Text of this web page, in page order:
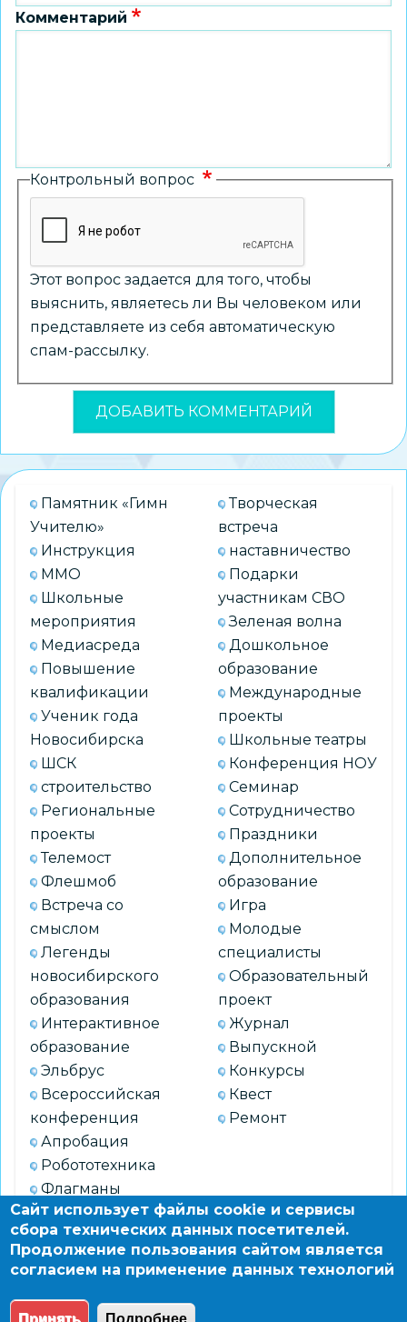
Комментарий
Контрольный вопрос
Этот вопрос задается для того, чтобы
выяснить, являетесь ли Вы человеком или
представляете из себя автоматическую
спам-рассылку.
Памятник «Гимн
Учителю»
Инструкция
ММО
Школьные
мероприятия
Медиасреда
Повышение
квалификации
Ученик года
Новосибирска
ШСК
строительство
Региональные
проекты
Телемост
Флешмоб
Встреча со
смыслом
Легенды
новосибирского
образования
Интерактивное
образование
Эльбрус
Всероссийская
конференция
Апробация
Робототехника
Флагманы
образования
Творческая
встреча
наставничество
Подарки
участникам СВО
Зеленая волна
Дошкольное
образование
Международные
проекты
Школьные театры
Конференция НОУ
Семинар
Сотрудничество
Праздники
Дополнительное
образование
Игра
Молодые
специалисты
Образовательный
проект
Журнал
Выпускной
Конкурсы
Квест
Ремонт
АРХИВ
Сайт использует файлы cookie и сервисы
сбора технических данных посетителей.
Продолжение пользования сайтом является
согласием на применение данных технологий
Принять Подробнее